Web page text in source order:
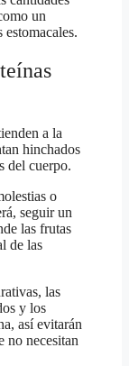
un
estomacales.
a la
hinchados
del cuerpo.
o
seguir un
las frutas
de las
las
y los
así evitarán
no necesitan